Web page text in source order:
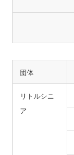
団体
リトルシニ
ア